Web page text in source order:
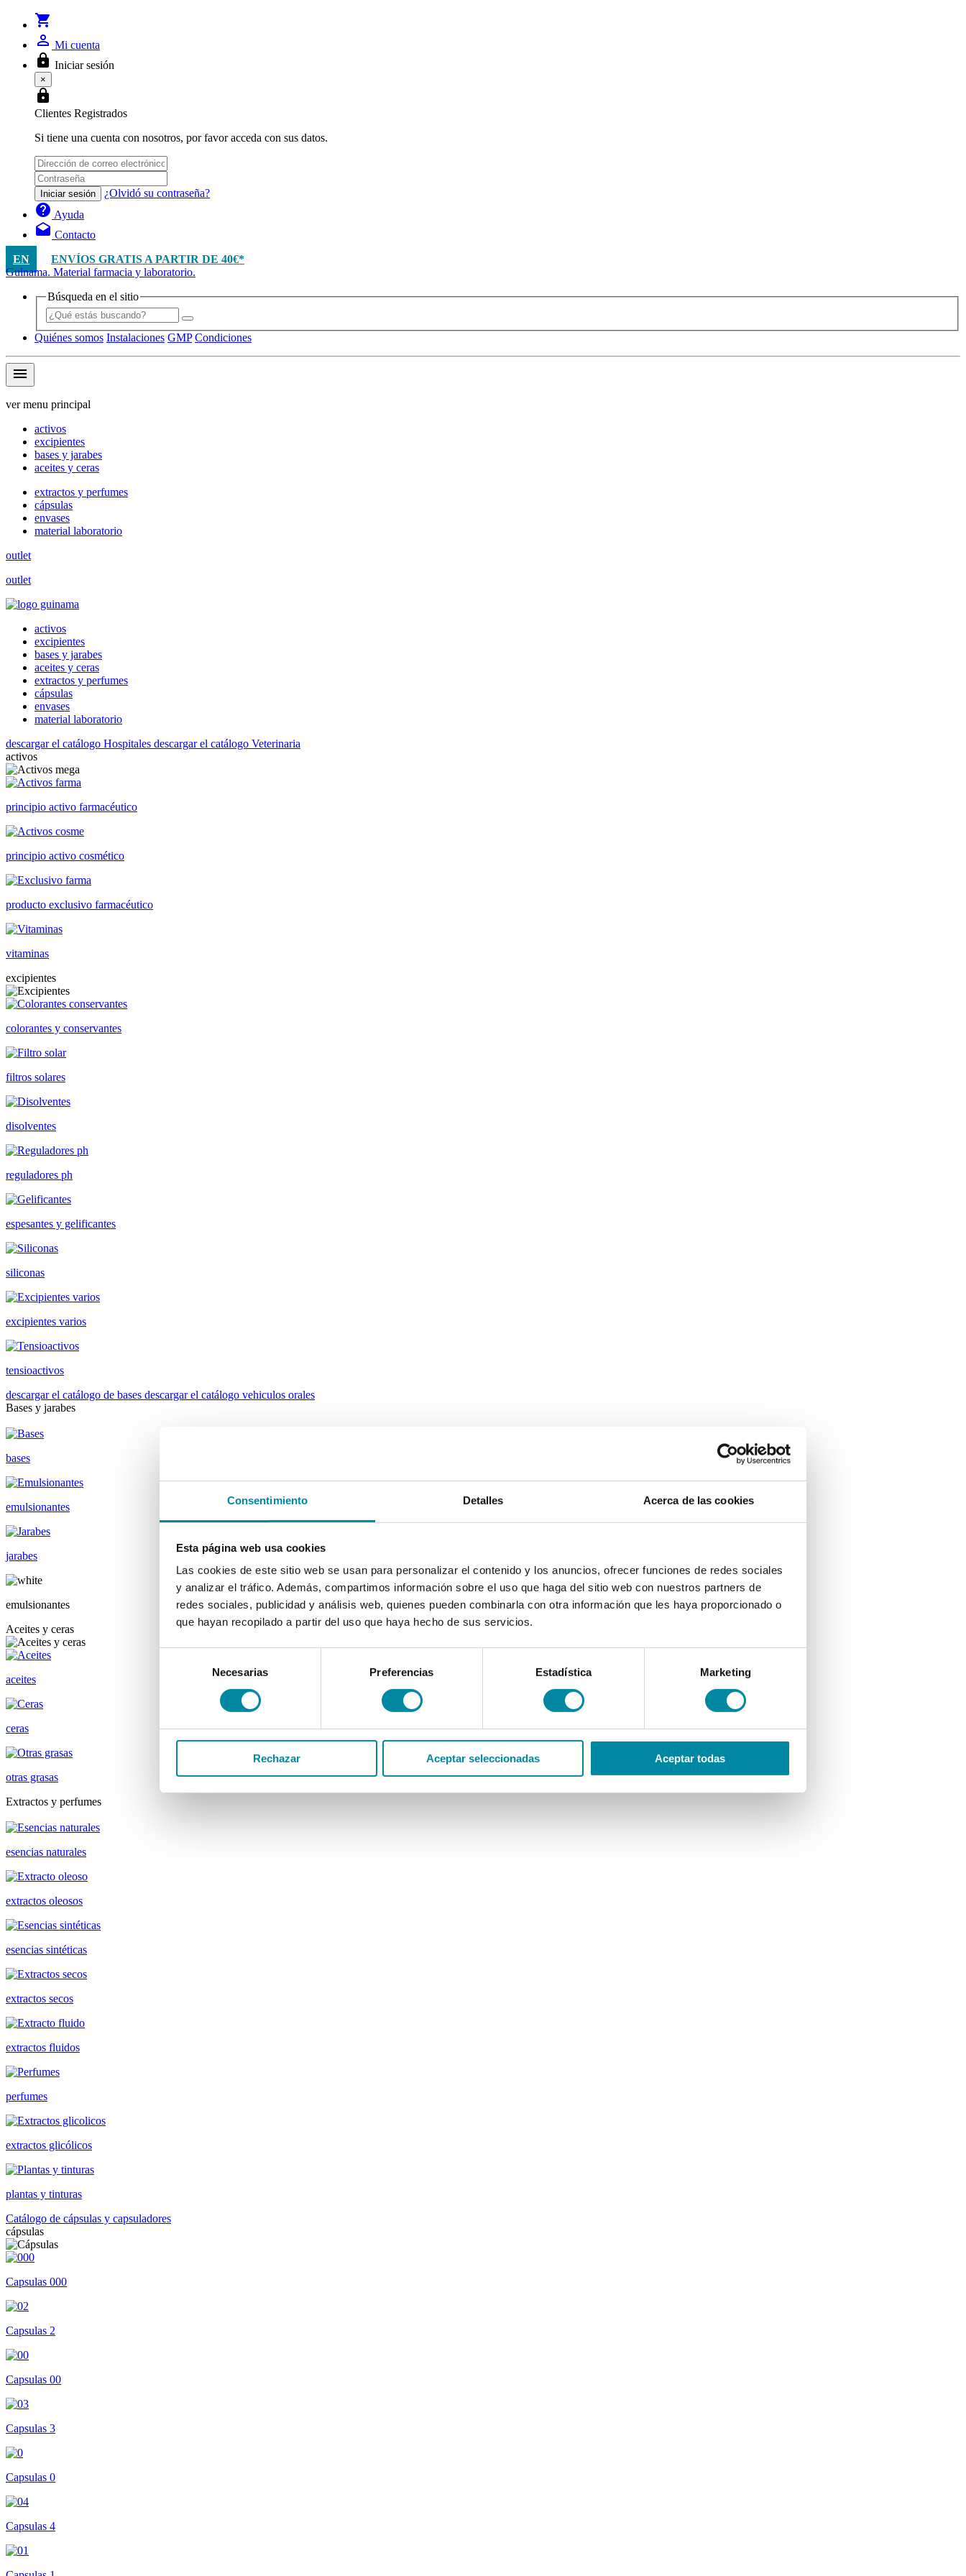
Consentimiento Detalles Acerca de las cookies
Esta página web usa cookies
Las cookies de este sitio web se usan para personalizar el contenido y los anuncios, ofrecer funciones de redes sociales
y analizar el tráfico. Además, compartimos información sobre el uso que haga del sitio web con nuestros partners de
redes sociales, publicidad y análisis web, quienes pueden combinarla con otra información que les haya proporcionado o
que hayan recopilado a partir del uso que haya hecho de sus servicios.
consentimiento
Necesarias Preferencias Estadística Marketing
Rechazar Aceptar seleccionadas Aceptar todas
shopping_cart
person_outline Mi cuenta
lock Iniciar sesión
×
lock
Clientes Registrados
Si tiene una cuenta con nosotros, por favor acceda con sus datos.
Iniciar sesión ¿Olvidó su contraseña?
help Ayuda
drafts Contacto
EN
ENVÍOS GRATIS A PARTIR DE 40€*
Guinama. Material farmacia y laboratorio.
Búsqueda en el sitio
Quiénes somos Instalaciones GMP Condiciones
menu
ver menu principal
activos
excipientes
bases y jarabes
aceites y ceras
extractos y perfumes
cápsulas
envases
material laboratorio
outlet
outlet
activos
excipientes
bases y jarabes
aceites y ceras
extractos y perfumes
cápsulas
envases
material laboratorio
descargar el catálogo Hospitales descargar el catálogo Veterinaria
activos
principio activo farmacéutico
principio activo cosmético
producto exclusivo farmacéutico
vitaminas
excipientes
colorantes y conservantes
filtros solares
disolventes
reguladores ph
espesantes y gelificantes
siliconas
excipientes varios
tensioactivos
descargar el catálogo de bases descargar el catálogo vehiculos orales
Bases y jarabes
bases
emulsionantes
jarabes
emulsionantes
Aceites y ceras
aceites
ceras
otras grasas
Extractos y perfumes
esencias naturales
extractos oleosos
esencias sintéticas
extractos secos
extractos fluidos
perfumes
extractos glicólicos
plantas y tinturas
Catálogo de cápsulas y capsuladores
cápsulas
Capsulas 000
Capsulas 2
Capsulas 00
Capsulas 3
Capsulas 0
Capsulas 4